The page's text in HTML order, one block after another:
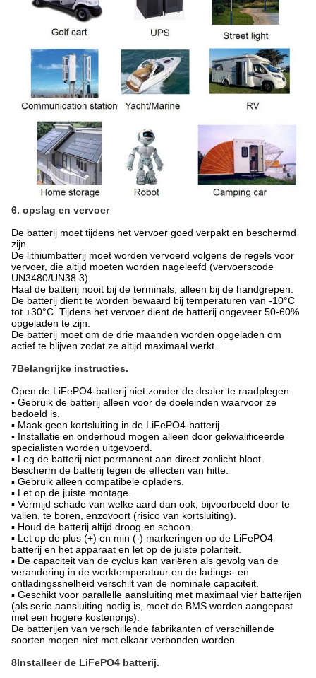
6. opslag en vervoer
De batterij moet tijdens het vervoer goed verpakt en beschermd
zijn.
De lithiumbatterij moet worden vervoerd volgens de regels voor
vervoer, die altijd moeten worden nageleefd (vervoerscode
UN3480/UN38.3).
Haal de batterij nooit bij de terminals, alleen bij de handgrepen.
De batterij dient te worden bewaard bij temperaturen van -10°C
tot +30°C. Tijdens het vervoer dient de batterij ongeveer 50-60%
opgeladen te zijn.
De batterij moet om de drie maanden worden opgeladen om
actief te blijven zodat ze altijd maximaal werkt.
7Belangrijke instructies.
Open de LiFePO4-batterij niet zonder de dealer te raadplegen.
▪ Gebruik de batterij alleen voor de doeleinden waarvoor ze
bedoeld is.
▪ Maak geen kortsluiting in de LiFePO4-batterij.
▪ Installatie en onderhoud mogen alleen door gekwalificeerde
specialisten worden uitgevoerd.
▪ Leg de batterij niet permanent aan direct zonlicht bloot.
Bescherm de batterij tegen de effecten van hitte.
▪ Gebruik alleen compatibele opladers.
▪ Let op de juiste montage.
▪ Vermijd schade van welke aard dan ook, bijvoorbeeld door te
vallen, te boren, enzovoort (risico van kortsluiting).
▪ Houd de batterij altijd droog en schoon.
▪ Let op de plus (+) en min (-) markeringen op de LiFePO4-
batterij en het apparaat en let op de juiste polariteit.
▪ De capaciteit van de cyclus kan variëren als gevolg van de
verandering in de werktemperatuur en de ladings- en
ontladingssnelheid verschilt van de nominale capaciteit.
▪ Geschikt voor parallelle aansluiting met maximaal vier batterijen
(als serie aansluiting nodig is, moet de BMS worden aangepast
met een hogere kostenprijs).
De batterijen van verschillende fabrikanten of verschillende
soorten mogen niet met elkaar verbonden worden.
8Installeer de LiFePO4 batterij.